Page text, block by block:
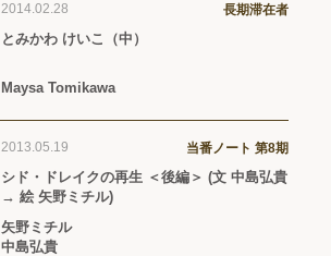
2014.02.28 長期滞在者
とみかわ けいこ（中）
Maysa Tomikawa
2013.05.19 当番ノート 第8期
シド・ドレイクの再生 ＜後編＞ (文 中島弘貴
→ 絵 矢野ミチル)
矢野ミチル
中島弘貴